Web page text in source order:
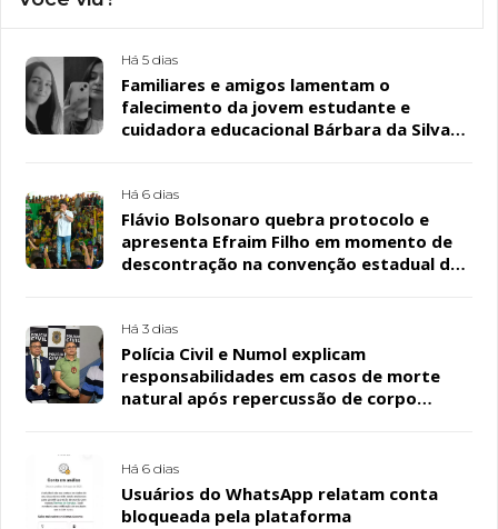
Há 5 dias
Familiares e amigos lamentam o
falecimento da jovem estudante e
cuidadora educacional Bárbara da Silva
Há 6 dias
Flávio Bolsonaro quebra protocolo e
apresenta Efraim Filho em momento de
descontração na convenção estadual do
Há 3 dias
Polícia Civil e Numol explicam
responsabilidades em casos de morte
natural após repercussão de corpo
Há 6 dias
Usuários do WhatsApp relatam conta
bloqueada pela plataforma